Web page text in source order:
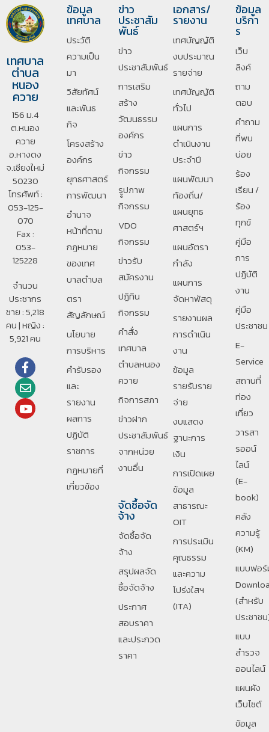
เทศบาล
ตำบล
หนอง
ควาย
156 ม.4
ต.หนอง
ควาย
อ.หางดง
จ.เชียงใหม่
50230
โทรศัพท์ :
053-125-
070
Fax :
053-
125228
จำนวน
ประชากร
ชาย : 5,218
คน | หญิง :
5,921 คน
ข้อมูล
เทศบาล
ประวัติ
ความเป็น
มา
วิสัยทัศน์
และพันธ
กิจ
โครงสร้าง
องค์กร
ยุทธศาสตร์
การพัฒนา
อํานาจ
หน้าที่ตาม
กฎหมาย
ของเทศ
บาลตําบล
ตรา
สัญลักษณ์
นโยบาย
การบริหาร
คำรับรอง
และ
รายงาน
ผลการ
ปฏิบัติ
ราชการ
กฎหมายที่
เกี่ยวข้อง
ข่าว
ประชาสัม
พันธ์
ข่าว
ประชาสัมพันธ์
การเสริม
สร้าง
วัฒนธรรม
องค์กร
ข่าว
กิจกรรม
รููปภาพ
กิจกรรม
VDO
กิจกรรม
ข่าวรับ
สมัครงาน
ปฏิทิน
กิจกรรม
คำสั่ง
เทศบาล
ตำบลหนอง
ควาย
กิจการสภา
ข่าวฝาก
ประชาสัมพันธ์
จากหน่วย
งานอื่น
จัดซื้อจัด
จ้าง
จัดซื้อจัด
จ้าง
สรุปผลจัด
ซื้อจัดจ้าง
ประกาศ
สอบราคา
และประกวด
ราคา
เอกสาร/
รายงาน
เทศบัญญัติ
งบประมาณ
รายจ่าย
เทศบัญญัติ
ทั่วไป
แผนการ
ดำเนินงาน
ประจำปี
แผนพัฒนา
ท้องถิ่น/
แผนยุทธ
ศาสตร์ฯ
แผนอัตรา
กำลัง
แผนการ
จัดหาพัสดุ
รายงานผล
การดำเนิน
งาน
ข้อมูล
รายรับราย
จ่าย
งบแสดง
ฐานะการ
เงิน
การเปิดเผย
ข้อมูล
สาธารณะ
OIT
การประเมิน
คุณธรรม
และความ
โปร่งใสฯ
(ITA)
ข้อมูล
บริกา
ร
เว็บ
ลิงค์
ถาม
ตอบ
คำถาม
ที่พบ
บ่อย
ร้อง
เรียน /
ร้อง
ทุกข์
คู่มือ
การ
ปฏิบัติ
งาน
คู่มือ
ประชาชน
E-
Service
สถานที่
ท่อง
เที่ยว
วารสา
รออน์
ไลน์
(E-
book)
คลัง
ความรู้
(KM)
แบบฟอ
(สำหรับ
ประชาช
แบบ
สำรวจ
ออนไลน์
แผนผัง
เว็บไซต์
ข้อมูล